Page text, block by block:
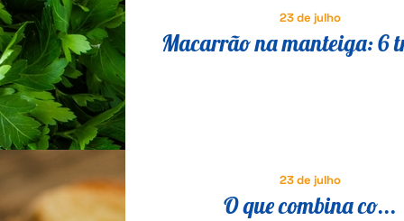
23 de julho
Macarrão na manteiga: 6
23 de julho
O que combina co...